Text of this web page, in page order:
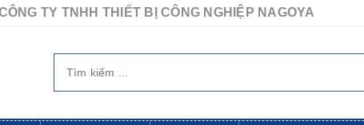
TY TNHH THIẾT BỊ CÔNG NGHIỆP NAGOYA